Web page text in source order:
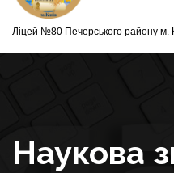
о
Ліцей №80 Печерського району м.
Наукова